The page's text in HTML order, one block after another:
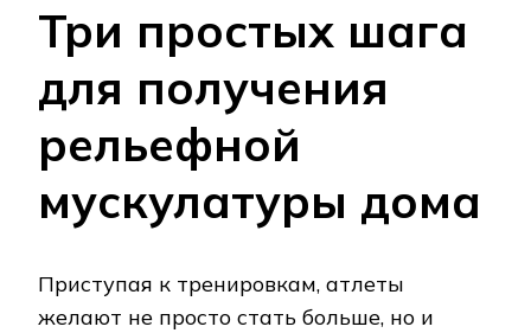
Три простых шага
для получения
рельефной
мускулатуры дома
Приступая к тренировкам, атлеты
желают не просто стать больше, но и